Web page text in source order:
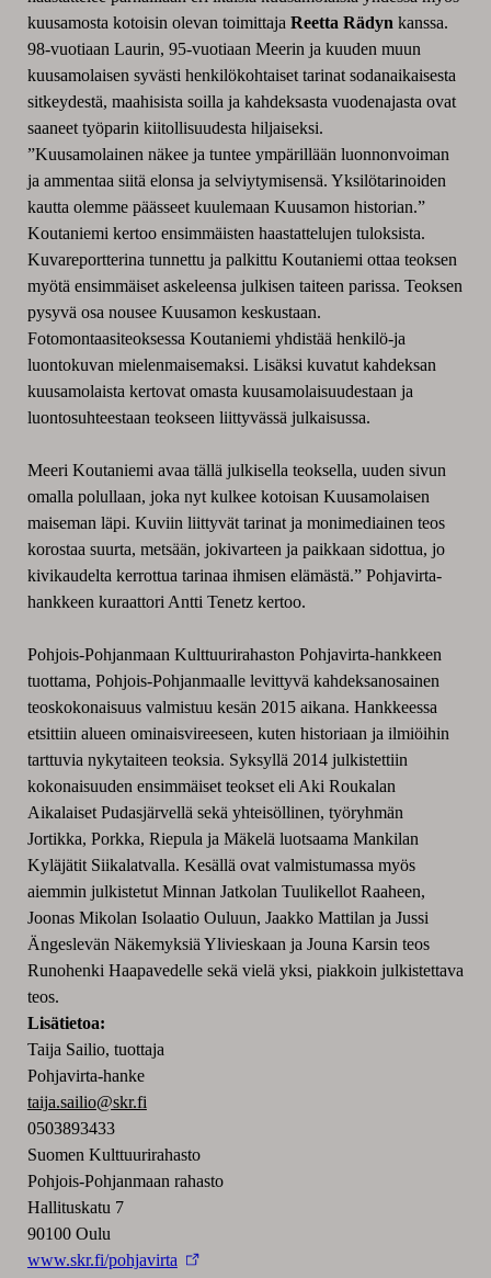
kuusamosta kotoisin olevan toimittaja Reetta Rädyn kanssa.
98-vuotiaan Laurin, 95-vuotiaan Meerin ja kuuden muun
kuusamolaisen syvästi henkilökohtaiset tarinat sodanaikaisesta
sitkeydestä, maahisista soilla ja kahdeksasta vuodenajasta ovat
saaneet työparin kiitollisuudesta hiljaiseksi.
”Kuusamolainen näkee ja tuntee ympärillään luonnonvoiman
ja ammentaa siitä elonsa ja selviytymisensä. Yksilötarinoiden
kautta olemme päässeet kuulemaan Kuusamon historian.”
Koutaniemi kertoo ensimmäisten haastattelujen tuloksista.
Kuvareportterina tunnettu ja palkittu Koutaniemi ottaa teoksen
myötä ensimmäiset askeleensa julkisen taiteen parissa. Teoksen
pysyvä osa nousee Kuusamon keskustaan.
Fotomontaasiteoksessa Koutaniemi yhdistää henkilö-ja
luontokuvan mielenmaisemaksi. Lisäksi kuvatut kahdeksan
kuusamolaista kertovat omasta kuusamolaisuudestaan ja
luontosuhteestaan teokseen liittyvässä julkaisussa.
Meeri Koutaniemi avaa tällä julkisella teoksella, uuden sivun
omalla polullaan, joka nyt kulkee kotoisan Kuusamolaisen
maiseman läpi. Kuviin liittyvät tarinat ja monimediainen teos
korostaa suurta, metsään, jokivarteen ja paikkaan sidottua, jo
kivikaudelta kerrottua tarinaa ihmisen elämästä.” Pohjavirta-
hankkeen kuraattori Antti Tenetz kertoo.
Pohjois-Pohjanmaan Kulttuurirahaston Pohjavirta-hankkeen
tuottama, Pohjois-Pohjanmaalle levittyvä kahdeksanosainen
teoskokonaisuus valmistuu kesän 2015 aikana. Hankkeessa
etsittiin alueen ominaisvireeseen, kuten historiaan ja ilmiöihin
tarttuvia nykytaiteen teoksia. Syksyllä 2014 julkistettiin
kokonaisuuden ensimmäiset teokset eli Aki Roukalan
Aikalaiset Pudasjärvellä sekä yhteisöllinen, työryhmän
Jortikka, Porkka, Riepula ja Mäkelä luotsaama Mankilan
Kyläjätit Siikalatvalla. Kesällä ovat valmistumassa myös
aiemmin julkistetut Minnan Jatkolan Tuulikellot Raaheen,
Joonas Mikolan Isolaatio Ouluun, Jaakko Mattilan ja Jussi
Ängeslevän Näkemyksiä Ylivieskaan ja Jouna Karsin teos
Runohenki Haapavedelle sekä vielä yksi, piakkoin julkistettava
teos.
Lisätietoa:
Taija Sailio, tuottaja
Pohjavirta-hanke
taija.sailio@skr.fi
0503893433
Suomen Kulttuurirahasto
Pohjois-Pohjanmaan rahasto
Hallituskatu 7
90100 Oulu
www.skr.fi/pohjavirta